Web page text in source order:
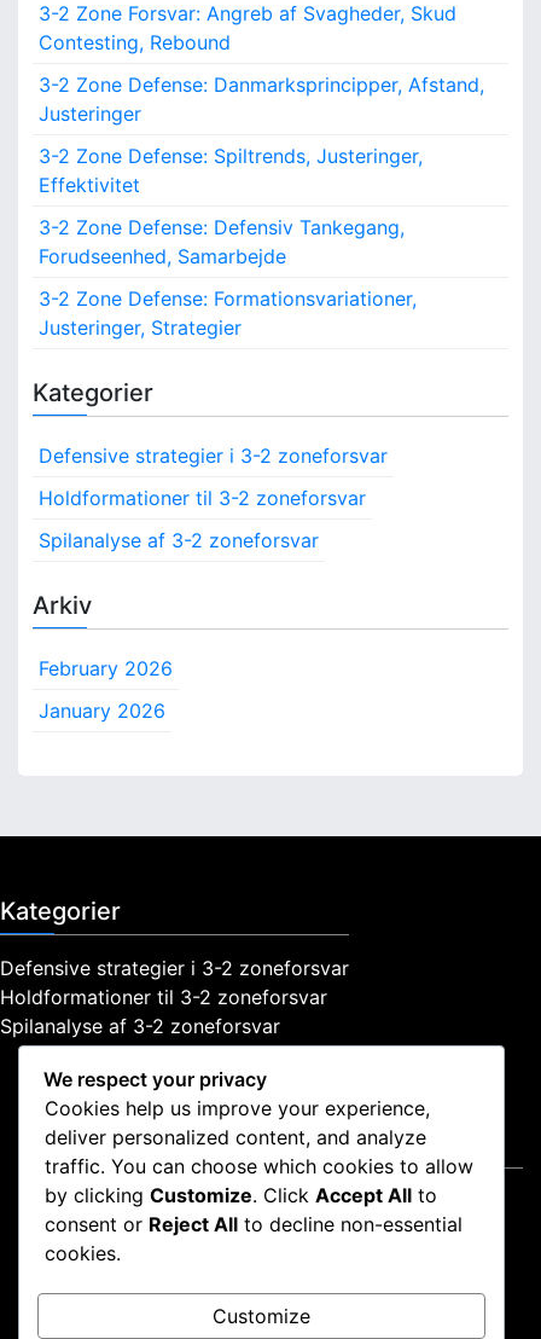
h
o
3-2 Zone Forsvar: Angreb af Svagheder, Skud
Contesting, Rebound
3-2 Zone Defense: Danmarksprincipper, Afstand,
Justeringer
3-2 Zone Defense: Spiltrends, Justeringer,
Effektivitet
3-2 Zone Defense: Defensiv Tankegang,
Forudseenhed, Samarbejde
3-2 Zone Defense: Formationsvariationer,
Justeringer, Strategier
Kategorier
Defensive strategier i 3-2 zoneforsvar
Holdformationer til 3-2 zoneforsvar
Spilanalyse af 3-2 zoneforsvar
Arkiv
February 2026
January 2026
Kategorier
Defensive strategier i 3-2 zoneforsvar
Holdformationer til 3-2 zoneforsvar
Spilanalyse af 3-2 zoneforsvar
Juridisk
Cookiepolitik
Fortrolighedspolitik
Kontakt os
Brugeraftale
We respect your privacy
Cookies help us improve your experience,
deliver personalized content, and analyze
traffic. You can choose which cookies to allow
by clicking Customize. Click Accept All to
consent or Reject All to decline non-essential
cookies.
Customize